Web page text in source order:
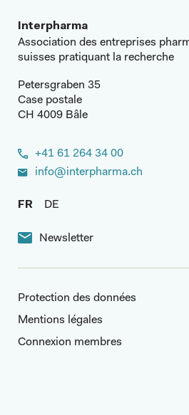
Interpharma
Association des entreprises
suisses pratiquant la recherche
Petersgraben 35
Case postale
CH 4009 Bâle
+41 61 264 34 00
info@interpharma.ch
FR DE
Newsletter
Protection des données
Mentions légales
Connexion membres